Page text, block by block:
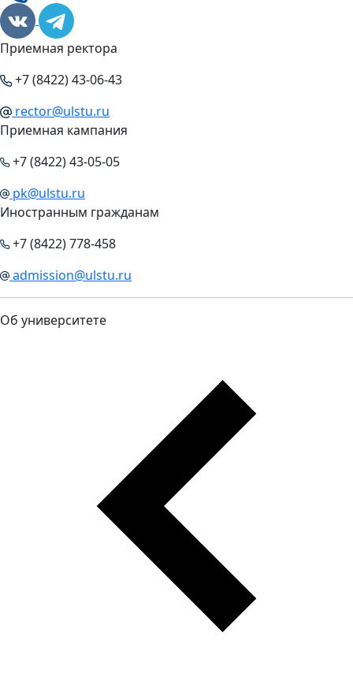
Приемная ректора
+7 (8422) 43-06-43
rector@ulstu.ru
Приемная кампания
+7 (8422) 43-05-05
pk@ulstu.ru
Иностранным гражданам
+7 (8422) 778-458
admission@ulstu.ru
Об университете